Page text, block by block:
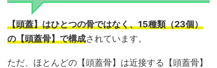
【頭蓋】はひとつの骨ではなく、15種類（23個）
の【頭蓋骨】で構成されています。
ただ、ほとんどの【頭蓋骨】は近接する【頭蓋骨】